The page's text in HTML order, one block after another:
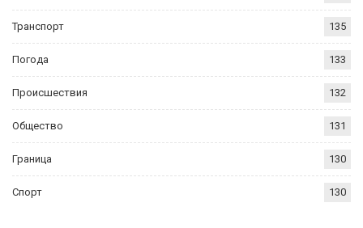
Транспорт 135
Погода 133
Происшествия 132
Общество 131
Граница 130
Спорт 130